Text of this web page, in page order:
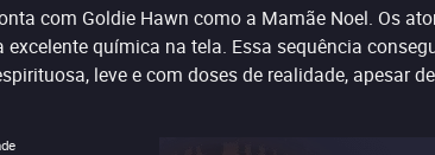
com Goldie Hawn como a Mamãe Noel. Os
química na tela. Essa sequência
leve e com doses de realidade, apesar